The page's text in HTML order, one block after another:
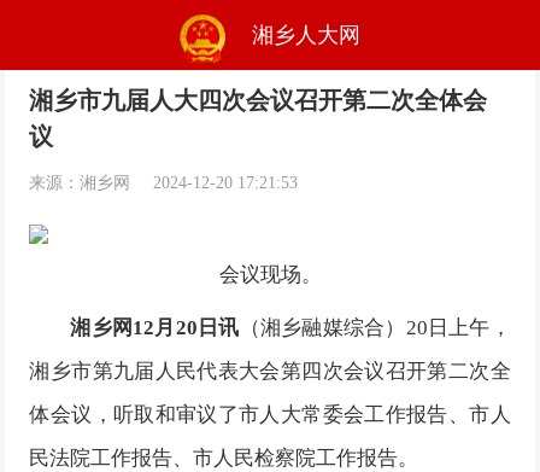
湘乡人大网
湘乡市九届人大四次会议召开第二次全体会
议
来源：湘乡网 2024-12-20 17:21:53
会议现场。
湘乡网12月20日讯 （湘乡融媒综合）20日上午，
湘乡市第九届人民代表大会第四次会议召开第二次全
体会议，听取和审议了市人大常委会工作报告、市人
民法院工作报告、市人民检察院工作报告。